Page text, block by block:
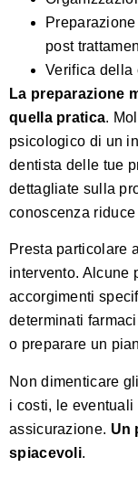
post
Verifica della
La preparazione
quella pratica.
psicologico di un
dentista delle tue
dettagliate sulla
conoscenza
Presta particolare
intervento. Alcune
accorgimenti
determinati
o preparare un
Non dimenticare
i costi, le
assicurazione. Un
spiacevoli.